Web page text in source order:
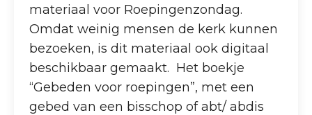
materiaal voor Roepingenzondag.
Omdat weinig mensen de kerk kunnen
bezoeken, is dit materiaal ook digitaal
beschikbaar gemaakt. Het boekje
“Gebeden voor roepingen”, met een
gebed van een bisschop of abt/ abdis